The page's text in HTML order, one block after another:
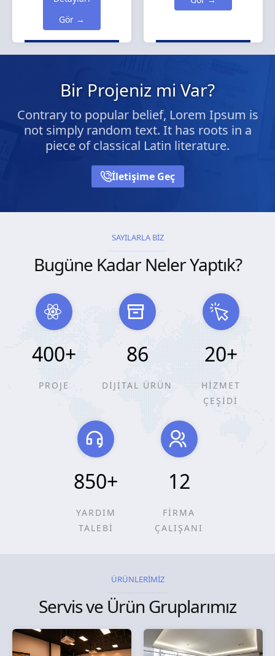
Gör →
Bir Projeniz mi Var?
Contrary to popular belief, Lorem Ipsum is
not simply random text. It has roots in a
piece of classical Latin literature.
İletişime Geç
SAYILARLA BİZ
Bugüne Kadar Neler Yaptık?
400+
PROJE
86
DİJİTAL ÜRÜN
20+
HİZMET
ÇEŞİDİ
850+
YARDIM
TALEBİ
12
FİRMA
ÇALIŞANI
ÜRÜNLERİMİZ
Servis ve Ürün Gruplarımız